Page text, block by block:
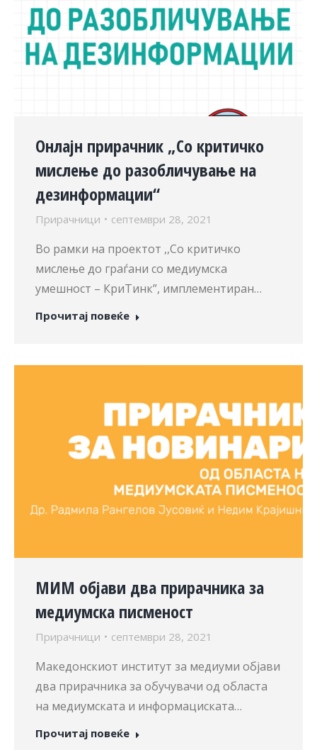
Онлајн прирачник „Со критичко
мислење до разобличување на
дезинформации“
Прирачници септември 28, 2021
Во рамки на проектот ,,Со критичко
мислење до граѓани со медиумска
умешност – КриТинк”, имплементиран…
Прочитај повеќе
МИМ објави два прирачника за
медиумска писменост
Прирачници септември 28, 2021
Македонскиот институт за медиуми објави
два прирачника за обучувачи од областа
на медиумската и информациската…
Прочитај повеќе